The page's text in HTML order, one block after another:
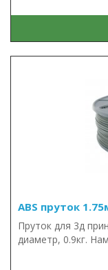
ABS пруток
Пруток для 3д
диаметр, 0.9кг.